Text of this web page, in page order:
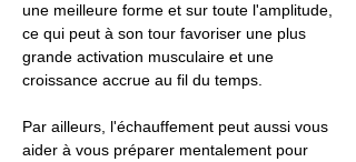
une meilleure forme et sur toute l'amplitude,
ce qui peut à son tour favoriser une plus
grande activation musculaire et une
croissance accrue au fil du temps.
Par ailleurs, l'échauffement peut aussi vous
aider à vous préparer mentalement pour